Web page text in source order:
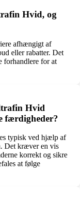
Hvid, og
afhængigt af
eller rabatter. Det
forhandlere for at
Hvid
færdigheder?
typisk ved hjælp af
Det kræver en vis
korrekt og sikre
at følge